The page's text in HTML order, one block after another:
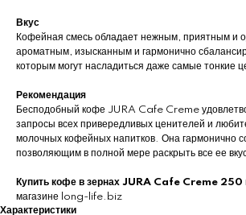
Вкус
Кофейная смесь обладает нежным, приятным и
ароматным, изысканным и гармонично
которым могут насладиться даже самые тонкие
Рекомендация
Бесподобный кофе JURA Cafe Creme
запросы всех привередливых ценителей и
молочных кофейных напитков. Она гармонично
позволяющим в полной мере раскрыть все ее
Купить кофе в зернах JURA Cafe Creme 250
магазине long-life.biz
Характеристики